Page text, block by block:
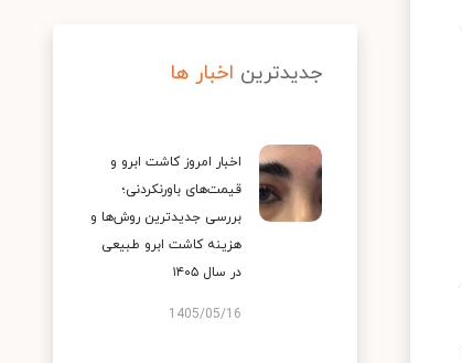
جدیدترین اخبار ها
اخبار امروز کاشت ابرو و
قیمت‌های باورنکردنی؛
بررسی جدیدترین روش‌ها و
هزینه کاشت ابرو طبیعی
در سال ۱۴۰۵
1405/05/16